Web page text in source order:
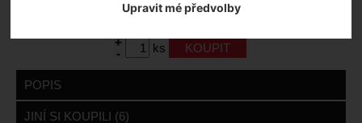
Upravit mé předvolby
+
-
ks
POPIS
JINÍ SI KOUPILI (6)